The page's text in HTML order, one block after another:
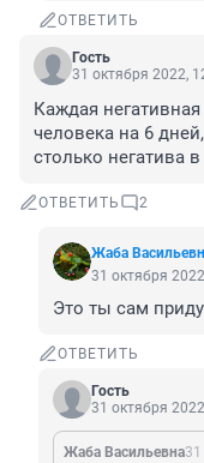
ОТВЕТИТЬ
Гость
31 октября 2022,
Каждая
человека на 6
столько негатива
ОТВЕТИТЬ 2
Жаба
31 октября
Это ты сам
ОТВЕТИТЬ
Гость
31 октября
Жаба Васильевна